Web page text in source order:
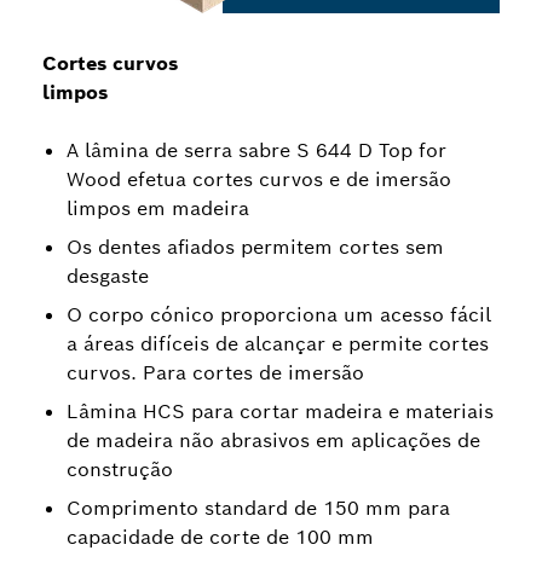
Cortes curvos
limpos
A lâmina de serra sabre S 644 D Top for
Wood efetua cortes curvos e de imersão
limpos em madeira
Os dentes afiados permitem cortes sem
desgaste
O corpo cónico proporciona um acesso fácil
a áreas difíceis de alcançar e permite cortes
curvos. Para cortes de imersão
Lâmina HCS para cortar madeira e materiais
de madeira não abrasivos em aplicações de
construção
Comprimento standard de 150 mm para
capacidade de corte de 100 mm